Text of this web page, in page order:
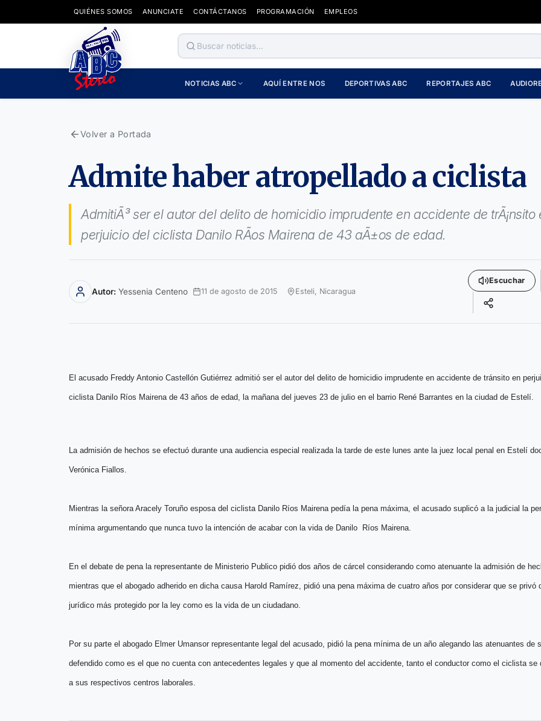
QUIÉNES SOMOS ANUNCIATE CONTÁCTANOS PROGRAMACIÓN EMPLEOS
NOTICIAS ABC AQUÍ ENTRE NOS DEPORTIVAS ABC REPORTAJES ABC
Volver a Portada
Admite haber atropellado a ciclista
AdmitiÃ³ ser el autor del delito de homicidio imprudente en accidente de trÃ¡nsito
perjuicio del ciclista Danilo RÃ­os Mairena de 43 aÃ±os de edad.
Autor: Yessenia Centeno 11 de agosto de 2015 Esteli, Nicaragua
Escuchar
El acusado Freddy Antonio Castellón Gutiérrez admitió ser el autor del delito de homicidio imprudente en accidente de tránsito en
ciclista Danilo Ríos Mairena de 43 años de edad, la mañana del jueves 23 de julio en el barrio René Barrantes en la ciudad de Estelí.
La admisión de hechos se efectuó durante una audiencia especial realizada la tarde de este lunes ante la juez local penal en Estelí
Verónica Fiallos.
Mientras la señora Aracely Toruño esposa del ciclista Danilo Ríos Mairena pedía la pena máxima, el acusado suplicó a la judicial la
mínima argumentando que nunca tuvo la intención de acabar con la vida de Danilo Ríos Mairena.
En el debate de pena la representante de Ministerio Publico pidió dos años de cárcel considerando como atenuante la admisión de
mientras que el abogado adherido en dicha causa Harold Ramírez, pidió una pena máxima de cuatro años por considerar que se privó
jurídico más protegido por la ley como es la vida de un ciudadano.
Por su parte el abogado Elmer Umansor representante legal del acusado, pidió la pena mínima de un año alegando las atenuantes de
defendido como es el que no cuenta con antecedentes legales y que al momento del accidente, tanto el conductor como el ciclista se
a sus respectivos centros laborales.